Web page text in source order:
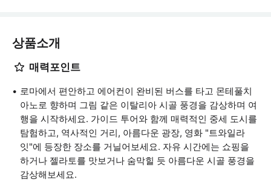
상품소개
매력포인트
로마에서 편안하고 에어컨이 완비된 버스를 타고 몬테풀치
아노로 향하며 그림 같은 이탈리아 시골 풍경을 감상하며 여
행을 시작하세요. 가이드 투어와 함께 매력적인 중세 도시를
탐험하고, 역사적인 거리, 아름다운 광장, 영화 "트와일라
잇"에 등장한 장소를 거닐어보세요. 자유 시간에는 쇼핑을
하거나 젤라토를 맛보거나 숨막힐 듯 아름다운 시골 풍경을
감상해보세요.